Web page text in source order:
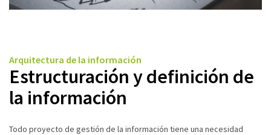
Arquitectura de la información
Estructuración y definición de
la información
Todo proyecto de gestión de la información tiene una necesidad